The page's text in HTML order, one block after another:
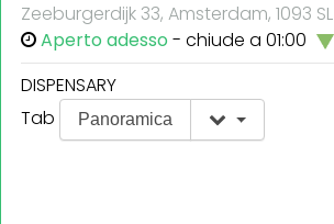
Zeeburgerdijk 33, Amsterdam, 1093 SL
Aperto adesso - chiude a 01:00
DISPENSARY
Tab
Panoramica